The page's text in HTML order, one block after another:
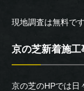
現地調査は無料で
京の芝新着施工
京の芝のHPでは日